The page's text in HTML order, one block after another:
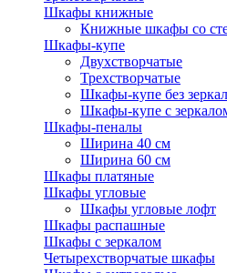
Шкафы книжные
Книжные шкафы со
Шкафы-купе
Двухстворчатые
Трехстворчатые
Шкафы-купе без
Шкафы-купе с
Шкафы-пеналы
Ширина 40 см
Ширина 60 см
Шкафы платяные
Шкафы угловые
Шкафы угловые лофт
Шкафы распашные
Шкафы с зеркалом
Четырехстворчатые шкафы